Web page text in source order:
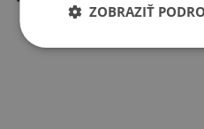
ZOBRAZIŤ